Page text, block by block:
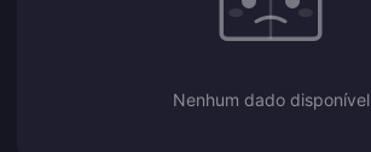
Nenhum dado disponível